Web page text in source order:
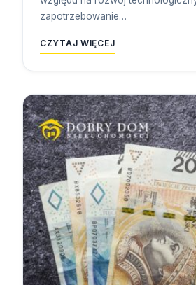
zapotrzebowanie…
CZYTAJ WIĘCEJ